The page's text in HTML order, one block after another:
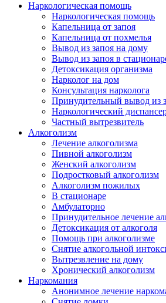
Наркологическая помощь
Наркологическая помощь
Капельница от запоя
Капельница от похмелья
Вывод из запоя на дому
Вывод из запоя в
Детоксикация организма
Нарколог на дом
Консультация нарколога
Принудительный вывод из
Наркологический
Частный вытрезвитель
Алкоголизм
Лечение алкоголизма
Пивной алкоголизм
Женский алкоголизм
Подростковый алкоголизм
Алкоголизм пожилых
В стационаре
Амбулаторно
Принудительное лечение
Детоксикация от алкоголя
Помощь при алкоголизме
Снятие алкогольной
Вытрезвление на дому
Хронический алкоголизм
Наркомания
Анонимное лечение